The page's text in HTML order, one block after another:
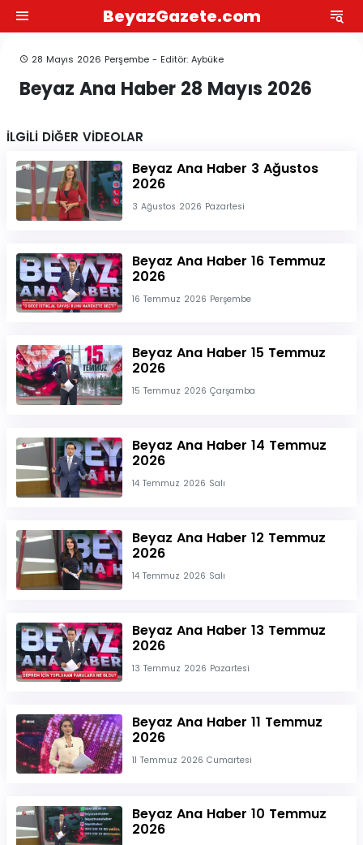
BeyazGazete.com
28 Mayıs 2026 Perşembe - Editör: Aybüke
Beyaz Ana Haber 28 Mayıs 2026
İLGİLİ DİĞER VİDEOLAR
Beyaz Ana Haber 3 Ağustos
2026
3 Ağustos 2026 Pazartesi
Beyaz Ana Haber 16 Temmuz
2026
16 Temmuz 2026 Perşembe
Beyaz Ana Haber 15 Temmuz
2026
15 Temmuz 2026 Çarşamba
Beyaz Ana Haber 14 Temmuz
2026
14 Temmuz 2026 Salı
Beyaz Ana Haber 12 Temmuz
2026
14 Temmuz 2026 Salı
Beyaz Ana Haber 13 Temmuz
2026
13 Temmuz 2026 Pazartesi
Beyaz Ana Haber 11 Temmuz
2026
11 Temmuz 2026 Cumartesi
Beyaz Ana Haber 10 Temmuz
2026